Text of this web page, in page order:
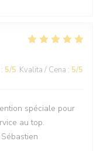
: 5/5 Kvalita / Cena : 5/5
spéciale pour
au top.